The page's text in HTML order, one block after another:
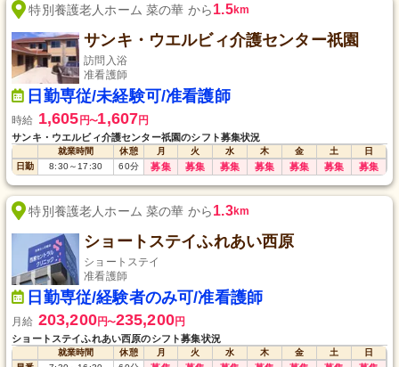
特別養護老人ホーム 菜の華 から1.5km
サンキ・ウエルビィ介護センター祇園
訪問入浴
准看護師
日勤専従/未経験可/准看護師
時給 1,605 円〜1,607円
サンキ・ウエルビィ介護センター祇園のシフト募集状況
就業時間 休憩 月 火 水 木 金 土
日
日勤
8:30～17:30 60分 募集 募集 募集 募集 募集 募集 募集
特別養護老人ホーム 菜の華 から1.3km
ショートステイふれあい西原
ショートステイ
准看護師
日勤専従/経験者のみ可/准看護師
月給 203,200円〜235,200円
ショートステイふれあい西原のシフト募集状況
就業時間 休憩 月 火 水 木 金 土
日